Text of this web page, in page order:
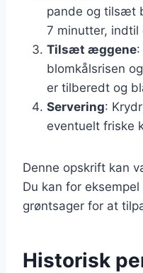
pande og tilsæt
7 minutter, indtil
Tilsæt æggene
blomkålsrisen
er tilberedt og
Servering:
eventuelt friske
Denne opskrift kan
Du kan for
grøntsager for at
Historisk